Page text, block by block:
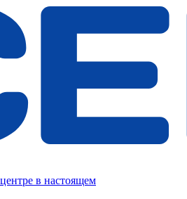
в настоящем